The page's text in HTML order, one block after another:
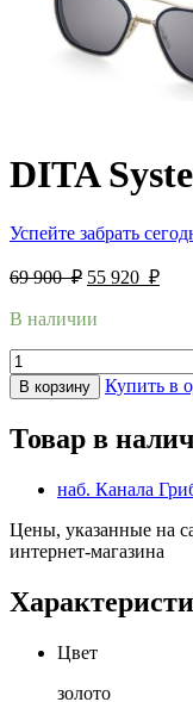
DITA
Успейте забрать
69 900₽ 55 920 ₽
В наличии
В корзину Купить в
Товар в
наб. Канала
Цены, указанные на
интернет-магазина
Цвет
золото